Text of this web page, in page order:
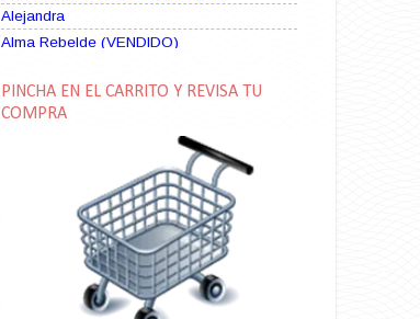
Alejandra
Alma Rebelde (VENDIDO)
Alma en Suplicio (VENDIDO)
Almas Borrascosas
Amame esta Noche (VENDIDO)
Amanda La Paciente Peligrosa
Amarga Victoria
Amor a Medianoche
PINCHA EN EL CARRITO Y REVISA TU
COMPRA